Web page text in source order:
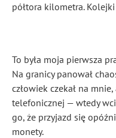
półtora kilometra. Kolejki
To była moja pierwsza
Na granicy panował
człowiek czekał na
telefonicznej — wtedy
go, że przyjazd się
monety.